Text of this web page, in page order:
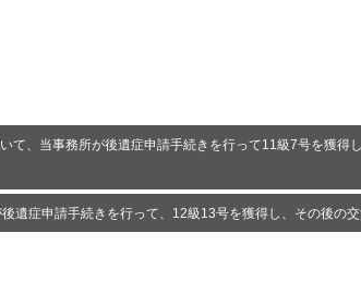
、当事務所が後遺症申請手続きを行って11級7号を獲得
症申請手続きを行って、12級13号を獲得し、その後の